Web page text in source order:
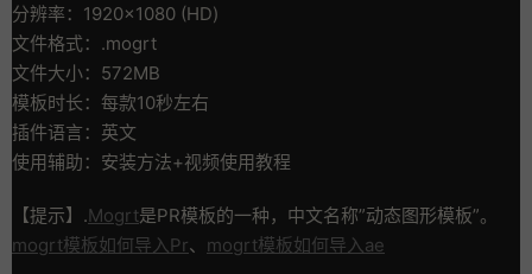
分辨率：1920×1080 (HD)
文件格式：.mogrt
文件大小：572MB
模板时长：每款10秒左右
插件语言：英文
使用辅助：安装方法+视频使用教程
【提示】.Mogrt是PR模板的一种，中文名称”动态图形模板”。
mogrt模板如何导入Pr、 mogrt模板如何导入ae